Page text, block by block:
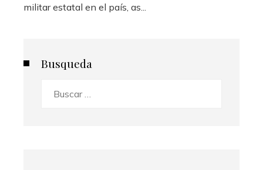
militar estatal en el país, as...
Busqueda